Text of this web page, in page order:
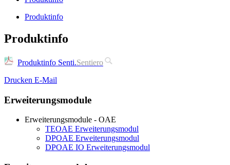
Produktinfo
Produktinfo
Produktinfo Senti.Sentiero
Drucken E-Mail
Erweiterungsmodule
Erweiterungsmodule - OAE
TEOAE Erweiterungsmodul
DPOAE Erweiterungsmodul
DPOAE IO Erweiterungsmodul